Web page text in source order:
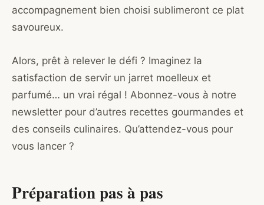
accompagnement bien choisi sublimeront ce plat
savoureux.
Alors, prêt à relever le défi ? Imaginez la
satisfaction de servir un jarret moelleux et
parfumé… un vrai régal ! Abonnez-vous à notre
newsletter pour d’autres recettes gourmandes et
des conseils culinaires. Qu’attendez-vous pour
vous lancer ?
Préparation pas à pas